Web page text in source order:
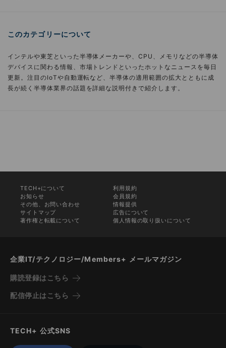
このカテゴリーについて
インテルや東芝といった半導体メーカーや、CPU、メモリなどの半導体
デバイスに関わる情報、市場トレンドといったホットなニュースを毎日
更新。注目のIoTや自動運転など、半導体の適用範囲の拡大とともに成
長が続く半導体業界の話題を詳細な説明付きで紹介します。
TECH+について
利用規約
お知らせ
会員規約
その他、お問い合わせ
情報提供
サイトマップ
広告について
著作権と転載について
個人情報の取り扱いについて
企業IT/テクノロジー/Members+ メールマガジン
購読登録はこちら
配信停止はこちら
TECH+ 公式SNS